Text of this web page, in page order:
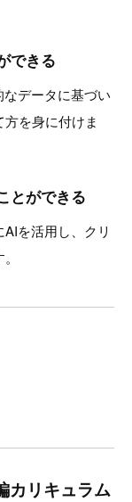
できる
データに基づい
を身に付けま
とができる
を活用し、クリ
カリキュラム